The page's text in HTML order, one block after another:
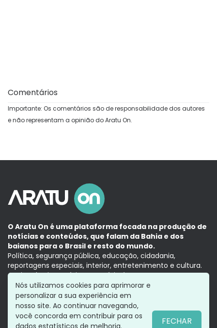
Comentários
Importante: Os comentários são de responsabilidade dos autores
e não representam a opinião do Aratu On.
O Aratu On é uma plataforma focada na produção de
notícias e conteúdos, que falam da Bahia e dos
baianos para o Brasil e resto do mundo.
Política, segurança pública, educação, cidadania,
reportagens especiais, interior, entretenimento e cultura.
Aqui, tudo vira notícia e a notícia é no tempo presente,
com a credibilidade do Grupo Aratu.
Grupo Aratu
Política de privacidade
Nós utilizamos cookies para aprimorar e
personalizar a sua experiência em
nosso site. Ao continuar navegando,
você concorda em contribuir para os
dados estatísticos de melhoria.
FECHAR